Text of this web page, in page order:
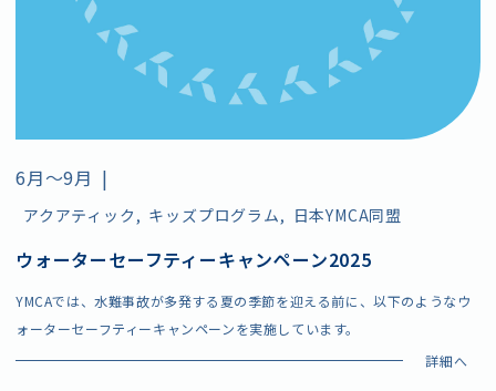
施設情報・アクセス よくあるご質問
お問い合わせ スタッフ採用
6月〜9月 |
アクアティック キッズプログラム 日本YMCA同盟
ウォーターセーフティーキャンペーン2025
YMCAでは、水難事故が多発する夏の季節を迎える前に、以下のようなウ
ォーターセーフティーキャンペーンを実施しています。